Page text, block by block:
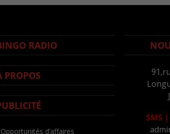
RADIO
PROPOS
d’affaires
SMS |